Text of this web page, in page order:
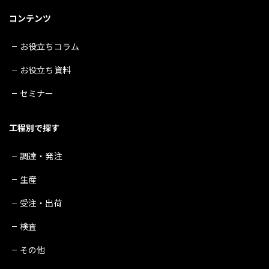
コンテンツ
お役立ちコラム
お役立ち資料
セミナー
工程別で探す
調達・発注
生産
受注・出荷
検査
その他